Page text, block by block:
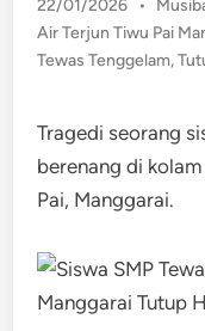
22/01/2026 •
in
Air Terjun Tiwu Pai
Tewas Tenggelam,
Tragedi seorang
berenang di
Pai, Manggarai.